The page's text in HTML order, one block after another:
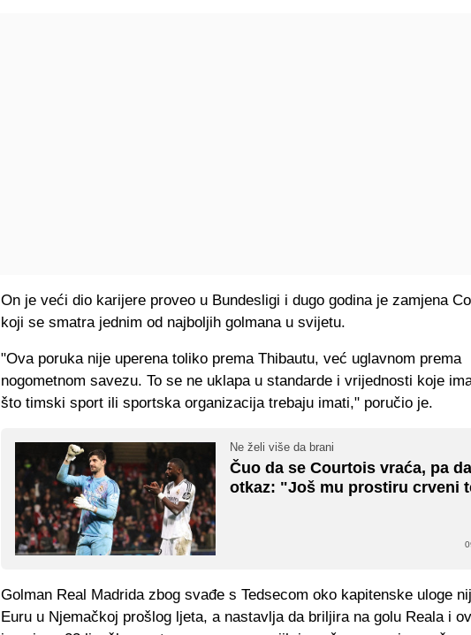
On je veći dio karijere proveo u Bundesligi i dugo godina je zamjena
koji se smatra jednim od najboljih golmana u svijetu.
"Ova poruka nije uperena toliko prema Thibautu, već uglavnom prema
nogometnom savezu. To se ne uklapa u standarde i vrijednosti koje
što timski sport ili sportska organizacija trebaju imati," poručio je.
Ne želi više da brani
Čuo da se Courtois vraća, pa
otkaz: "Još mu prostiru crveni
Golman Real Madrida zbog svađe s Tedsecom oko kapitenske uloge
Euru u Njemačkoj prošlog ljeta, a nastavlja da briljira na golu Reala i